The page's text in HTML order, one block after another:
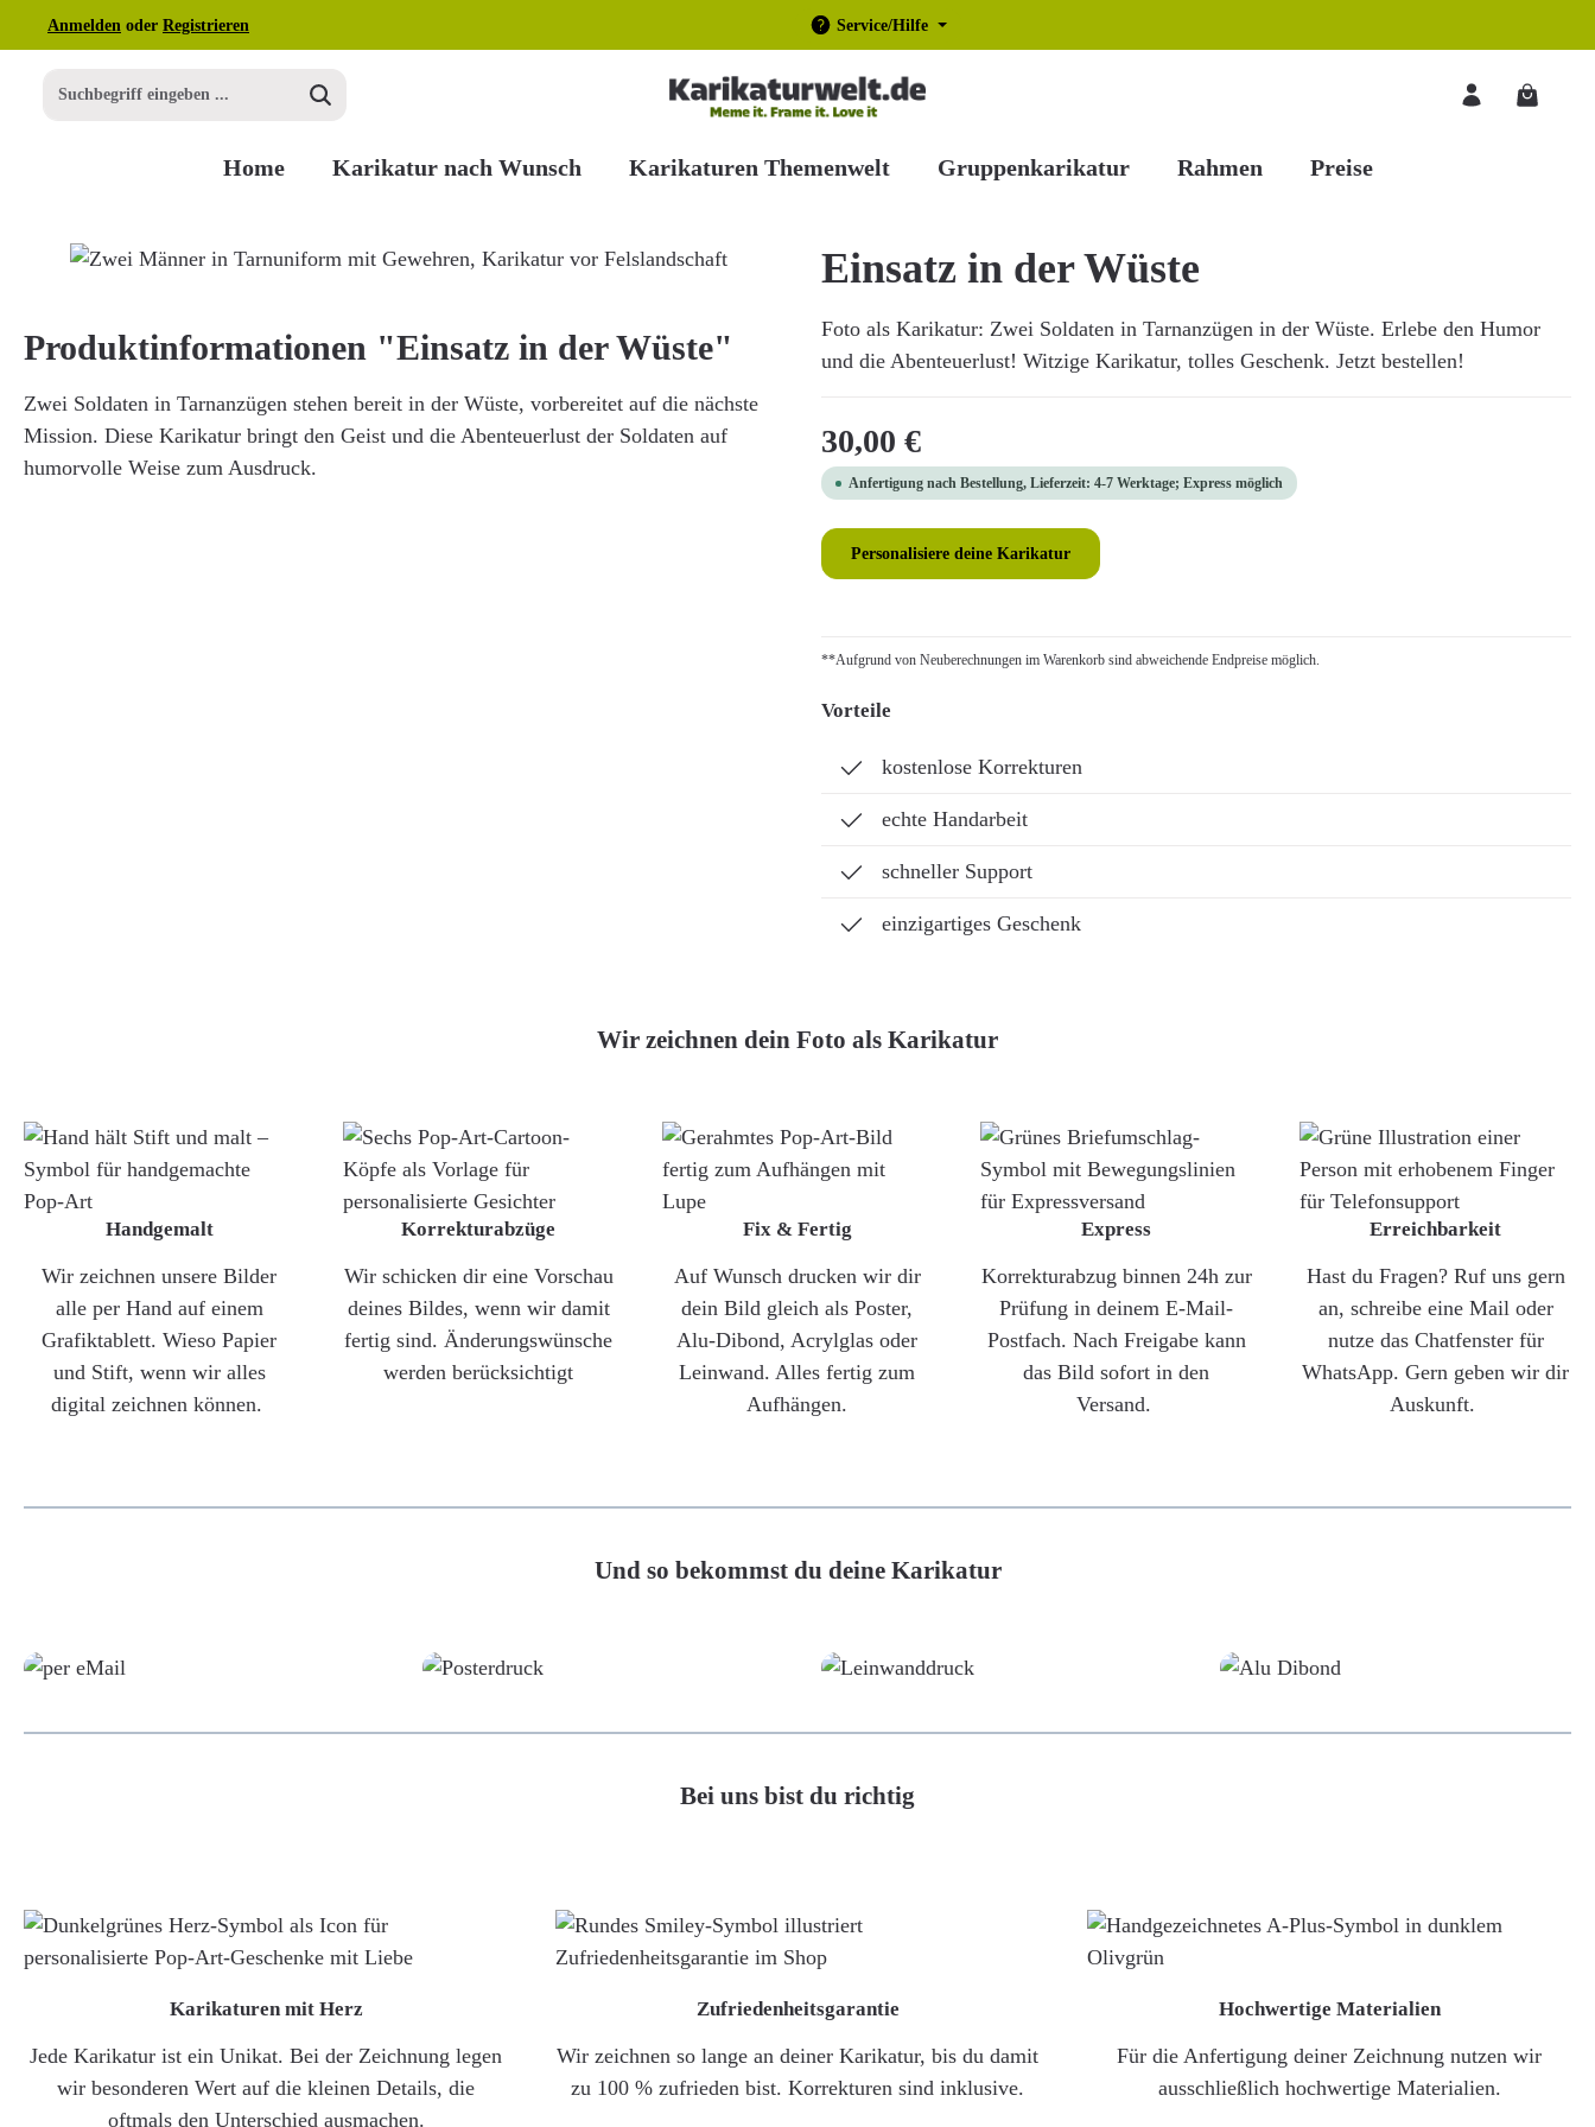
Hauptinhalt springen
Zur Suche springen
Zur Hauptnavigation springen
Anmelden oder Registrieren Service/Hilfe
Home Karikatur nach Wunsch Karikaturen Themenwelt Gruppenkarikatur Rahmen Preise
Bildergalerie überspringen Einsatz in der Wüste
Foto als Karikatur: Zwei Soldaten in Tarnanzügen in der Wüste. Erlebe den Humor
und die Abenteuerlust! Witzige Karikatur, tolles Geschenk. Jetzt bestellen!
Regulärer Preis:
30,00 €
Anfertigung nach Bestellung, Lieferzeit: 4-7 Werktage; Express möglich
Personalisiere deine Karikatur
**Aufgrund von Neuberechnungen im Warenkorb sind abweichende Endpreise möglich.
Vorteile
kostenlose Korrekturen
echte Handarbeit
schneller Support
einzigartiges Geschenk
Produktinformationen "Einsatz in der Wüste"
Zwei Soldaten in Tarnanzügen stehen bereit in der Wüste, vorbereitet auf die nächste
Mission. Diese Karikatur bringt den Geist und die Abenteuerlust der Soldaten auf
humorvolle Weise zum Ausdruck.
Wir zeichnen dein Foto als Karikatur
Handgemalt
Wir zeichnen unsere Bilder
alle per Hand auf einem
Grafiktablett. Wieso Papier
und Stift, wenn wir alles
digital zeichnen können.
Korrekturabzüge
Wir schicken dir eine Vorschau
deines Bildes, wenn wir damit
fertig sind. Änderungswünsche
werden berücksichtigt
Fix & Fertig
Auf Wunsch drucken wir dir
dein Bild gleich als Poster,
Alu-Dibond, Acrylglas oder
Leinwand. Alles fertig zum
Aufhängen.
Express
Korrekturabzug binnen 24h zur
Prüfung in deinem E-Mail-
Postfach. Nach Freigabe kann
das Bild sofort in den
Versand.
Erreichbarkeit
Hast du Fragen? Ruf uns gern
an, schreibe eine Mail oder
nutze das Chatfenster für
WhatsApp. Gern geben wir dir
Auskunft.
Und so bekommst du deine Karikatur
Bei uns bist du richtig
Karikaturen mit Herz
Jede Karikatur ist ein Unikat. Bei der Zeichnung legen
wir besonderen Wert auf die kleinen Details, die
oftmals den Unterschied ausmachen.
Zufriedenheitsgarantie
Wir zeichnen so lange an deiner Karikatur, bis du damit
zu 100 % zufrieden bist. Korrekturen sind inklusive.
Hochwertige Materialien
Für die Anfertigung deiner Zeichnung nutzen wir
ausschließlich hochwertige Materialien.